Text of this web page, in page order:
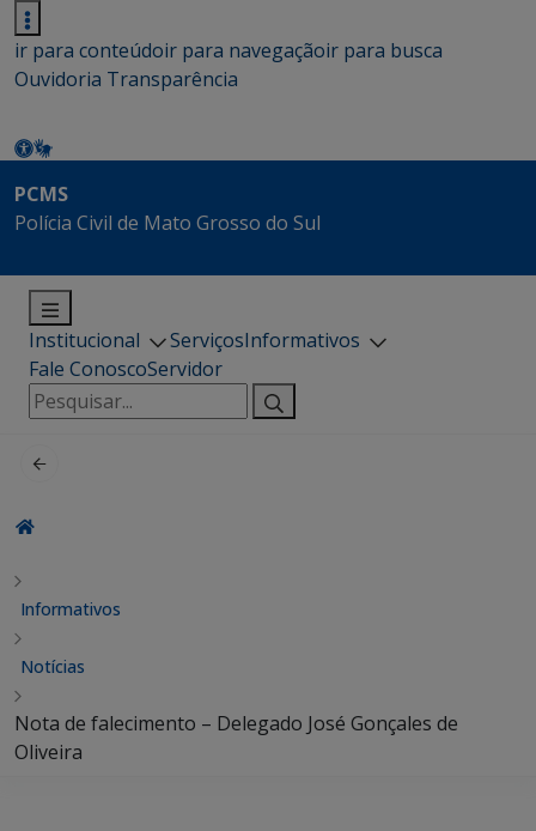
ir para conteúdoir para navegaçãoir para busca
Ouvidoria Transparência
PCMS
Polícia Civil de Mato Grosso do Sul
Institucional ServiçosInformativos
Fale ConoscoServidor
Pesquisar
por:
Informativos
Notícias
Nota de falecimento – Delegado José Gonçales de
Oliveira